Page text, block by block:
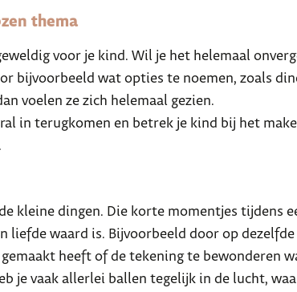
thema
voor je kind. Wil je het helemaal
bijvoorbeeld wat opties te noemen, zoals
voelen ze zich helemaal gezien.
in terugkomen en betrek je kind bij het
kleine dingen. Die korte momentjes tijdens
liefde waard is. Bijvoorbeeld door op
heeft of de tekening te bewonderen
je vaak allerlei ballen tegelijk in de lucht,